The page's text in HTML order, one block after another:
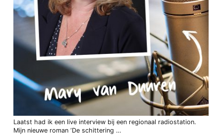
Laatst had ik een live interview bij een regionaal radiostation.
Mijn nieuwe roman ‘De schittering …